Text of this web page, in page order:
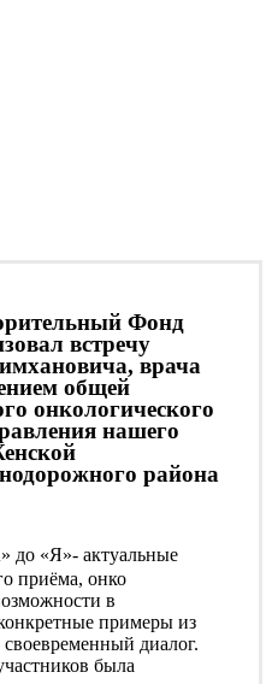
Фонд
встречу
врача
общей
онкологического
нашего
района
до «Я»- актуальные
приёма, онко
в
примеры из
диалог.
была